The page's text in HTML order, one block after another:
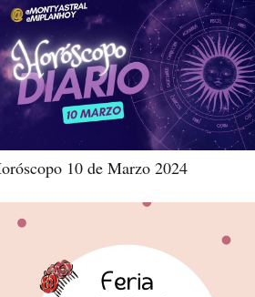
10 de Marzo 2024